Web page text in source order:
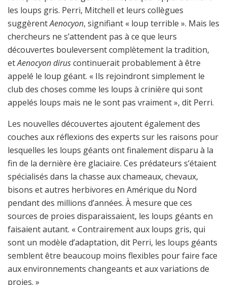
les loups gris. Perri, Mitchell et leurs collègues
suggèrentAenocyon, signifiant « loup terrible ». Mais les
chercheurs ne s’attendent pas à ce que leurs
découvertes bouleversent complètement la tradition,
etAenocyon diruscontinuerait probablement à être
appelé le loup géant. « Ils rejoindront simplement le
club des choses comme les loups à crinière qui sont
appelés loups mais ne le sont pas vraiment », dit Perri.
Les nouvelles découvertes ajoutent également des
couches aux réflexions des experts sur les raisons pour
lesquelles les loups géants ont finalement disparu à la
fin de la dernière ère glaciaire. Ces prédateurs s’étaient
spécialisés dans la chasse aux chameaux, chevaux,
bisons et autres herbivores en Amérique du Nord
pendant des millions d’années. À mesure que ces
sources de proies disparaissaient, les loups géants en
faisaient autant. « Contrairement aux loups gris, qui
sont un modèle d’adaptation, dit Perri, les loups géants
semblent être beaucoup moins flexibles pour faire face
aux environnements changeants et aux variations de
proies. »